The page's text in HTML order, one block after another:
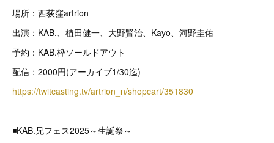
場所：西荻窪artrion
出演：KAB.、植田健一、大野賢治、Kayo、河野圭佑
予約：KAB.枠ソールドアウト
配信：2000円(アーカイブ1/30迄)
https://twitcasting.tv/artrion_n/shopcart/351830
◾️KAB.兄フェス2025～生誕祭～